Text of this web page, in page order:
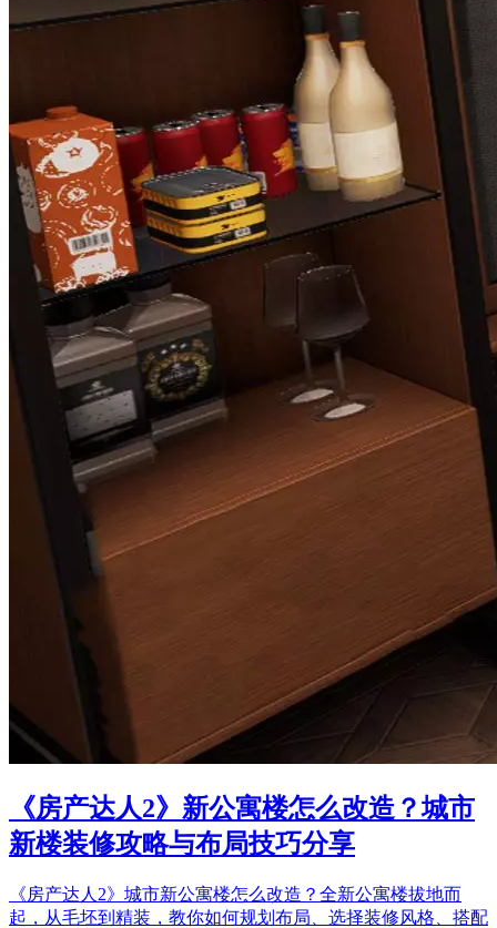
《房产达人2》新公寓楼怎么改造？城市
新楼装修攻略与布局技巧分享
《房产达人2》城市新公寓楼怎么改造？全新公寓楼拔地而
起，从毛坯到精装，教你如何规划布局、选择装修风格、搭配